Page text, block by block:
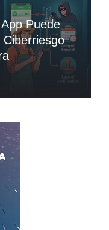
Puede